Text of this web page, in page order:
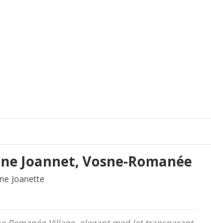
Joannet, Vosne-Romanée
Joanette